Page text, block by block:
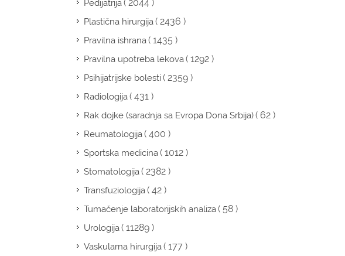
Pedijatrija( 2044 )
Plastična hirurgija( 2436 )
Pravilna ishrana( 1435 )
Pravilna upotreba lekova( 1292 )
Psihijatrijske bolesti( 2359 )
Radiologija( 431 )
Rak dojke (saradnja sa Evropa Dona Srbija)( 62 )
Reumatologija( 400 )
Sportska medicina( 1012 )
Stomatologija( 2382 )
Transfuziologija( 42 )
Tumačenje laboratorijskih analiza( 58 )
Urologija( 11289 )
Vaskularna hirurgija( 177 )